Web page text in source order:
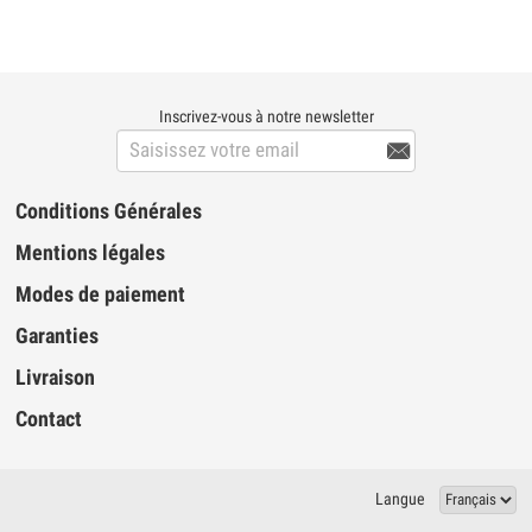
Inscrivez-vous à notre newsletter

Conditions Générales
Mentions légales
Modes de paiement
Garanties
Livraison
Contact
Langue